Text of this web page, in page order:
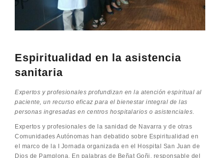
Espiritualidad en la asistencia
sanitaria
Expertos y profesionales profundizan en la atención espiritual al
paciente, un recurso eficaz para el bienestar integral de las
personas ingresadas en centros hospitalarios o asistenciales
Expertos y profesionales de la sanidad de Navarra y de otras
Comunidades Autónomas han debatido sobre Espiritualidad en
el marco de la I Jornada organizada en el Hospital San Juan de
Dios de Pamplona. En palabras de Beñat Goñi, responsable del